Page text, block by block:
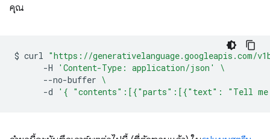
คุณ
$ curl "https://generativelanguage.googleapis.com/
-H
'Content-Type: application/json'
\
--no-buffer \
-d
'{ "contents":[{"parts":[{"text": "Tell